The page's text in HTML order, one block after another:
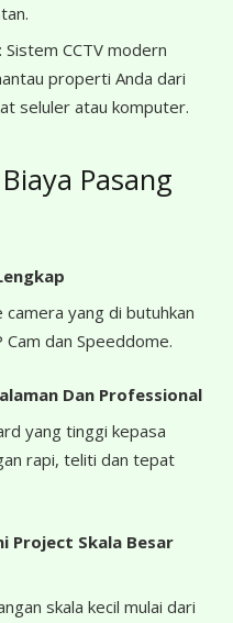
: Sistem CCTV modern
properti Anda dari
seluler atau komputer.
Pasang
yang di butuhkan
dan Speeddome.
Dan Professional
yang tinggi kepasa
rapi, teliti dan tepat
Project Skala Besar
skala kecil mulai dari